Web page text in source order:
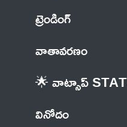
ట్రెండింగ్
వాతావరణం
🌟 వాట్సాప్
వినోదం